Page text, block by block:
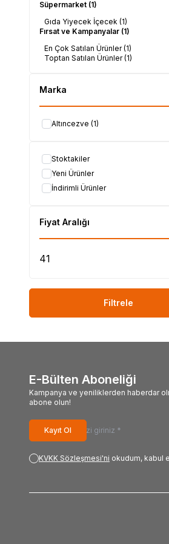
Süpermarket (1)
Gıda Yiyecek İçecek (1)
Fırsat ve Kampanyalar (1)
En Çok Satılan Ürünler(1)
Toptan Satılan Ürünler(1)
Marka
Altıncezve (1)
Stoktakiler
Yeni Ürünler
İndirimli Ürünler
Fiyat Aralığı
Filtrele
E-Bülten Aboneliği
Kampanya ve yeniliklerden haberdar
abone olun!
Kayıt Ol
KVKK Sözleşmesi'ni okudum, kabul